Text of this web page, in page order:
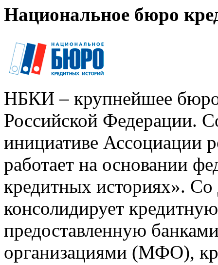
Национальное бюро
НБКИ – крупнейшее
Российской Федерации.
инициативе Ассоциации
работает на основании
кредитных историях».
консолидирует
предоставленную
организациями (МФО),